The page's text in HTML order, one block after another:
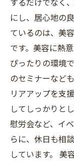
にし、居心地の
ているのは、美
です。美容に熱
ぴったりの環境
のセミナーなど
リアアップを支
してしっかりと
慰労会など、イ
らに、休日も相
しています。 美